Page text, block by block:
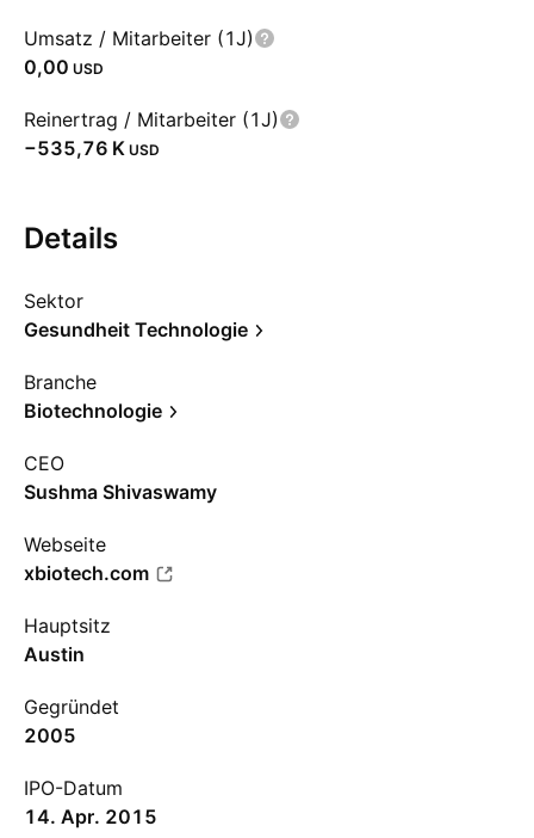
Umsatz / Mitarbeiter (1J)
0,00 USD
Reinertrag / Mitarbeiter (1J)
‪−535,76 K‬ USD
Details
Sektor
Gesundheit Technologie
Branche
Biotechnologie
CEO
Sushma Shivaswamy
Webseite
xbiotech.com
Hauptsitz
Austin
Gegründet
2005
IPO-Datum
14. Apr. 2015